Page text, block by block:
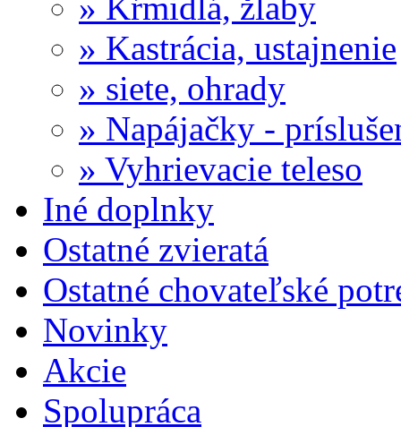
» Kŕmidlá, žlaby
» Kastrácia, ustajnenie
» siete, ohrady
» Napájačky -
» Vyhrievacie teleso
Iné doplnky
Ostatné zvieratá
Ostatné chovateľské
Novinky
Akcie
Spolupráca